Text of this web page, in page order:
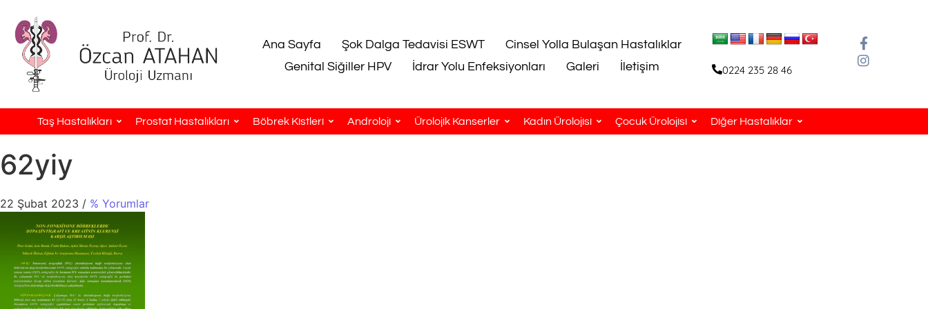
Ana Sayfa Şok Dalga Tedavisi ESWT
Cinsel Yolla Bulaşan Hastalıklar
Genital Siğiller HPV
İdrar Yolu Enfeksiyonları Galeri İletişim 0224 235 28 46
Taş Hastalıkları Prostat Hastalıkları Böbrek Kistleri Androloji Ürolojik Kanserler Kadın Ürolojisi Çocuk Ürolojisi Diğer Hastalıklar
62yiy
22 Şubat 2023 / % Yorumlar